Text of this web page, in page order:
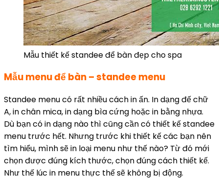
Mẫu thiết kế standee để bàn đẹp cho spa
Mẫu menu để bàn – standee menu
Standee menu có rất nhiều cách in ấn. In dạng đế chữ
A, in chân mica, in dạng bìa cứng hoặc in bằng nhựa.
Dù bạn có in dạng nào thì cũng cần có thiết kế standee
menu trước hết. Nhưng trước khi thiết kế các bạn nên
tìm hiểu, mình sẽ in loại menu như thế nào? Từ đó mới
chọn được đúng kích thước, chọn đúng cách thiết kế.
Như thế lúc in menu thực thế sẽ không bị động.